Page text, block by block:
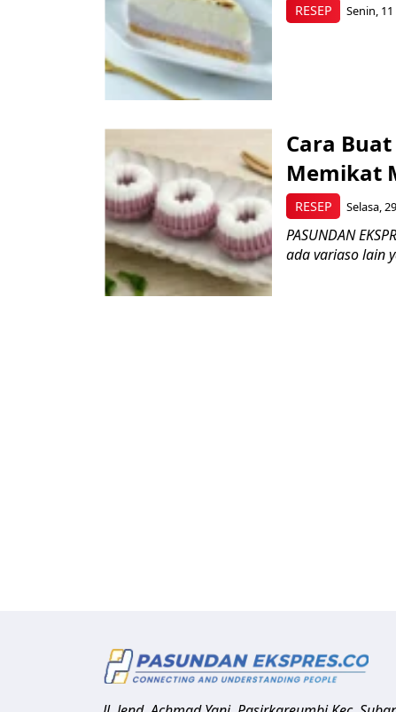
RESEP Senin,
RESEP
Cara
Memikat
Selasa,
PASUNDAN
ada variaso lain